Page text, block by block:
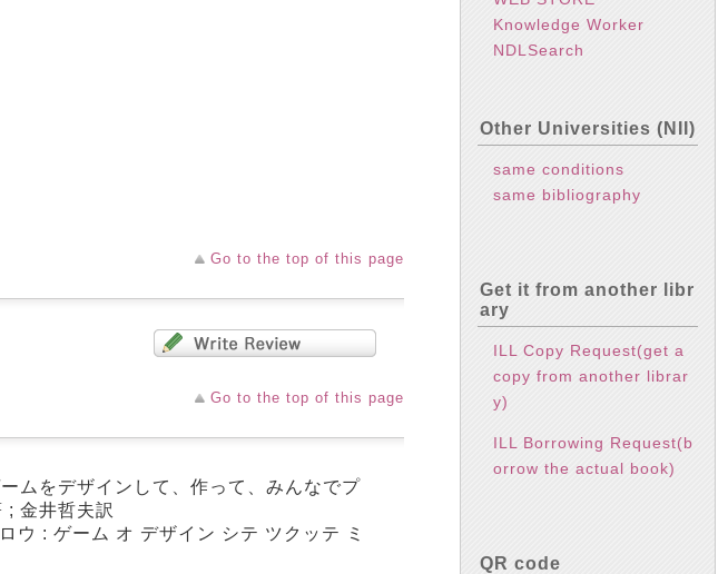
Go to the top of this page
Go to the top of this page
ムをデザインして、作って、みんなでプ
金井哲夫訳
ウ : ゲーム オ デザイン シテ ツクッテ ミ
Knowledge Worker
NDLSearch
Other Universities (NII)
same conditions
same bibliography
Get it from another libr
ary
ILL Copy Request(get a
copy from another librar
y)
ILL Borrowing Request(b
orrow the actual book)
QR code